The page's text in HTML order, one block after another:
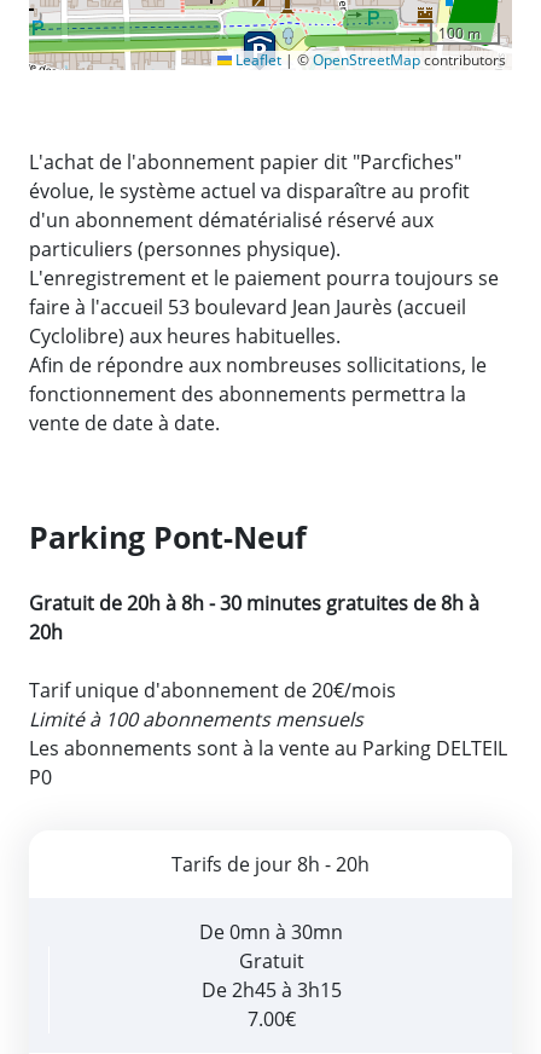
100 m
Leaflet | ©OpenStreetMapcontributors
L'achat de l'abonnement papier dit "Parcfiches"
évolue, le système actuel va disparaître au profit
d'un abonnement dématérialisé réservé aux
particuliers (personnes physique).
L'enregistrement et le paiement pourra toujours se
faire à l'accueil 53 boulevard Jean Jaurès (accueil
Cyclolibre) aux heures habituelles.
Afin de répondre aux nombreuses sollicitations, le
fonctionnement des abonnements permettra la
vente de date à date.
Parking Pont-Neuf
Gratuit de 20h à 8h - 30 minutes gratuites de 8h à
20h
Tarif unique d'abonnement de 20€/mois
Limité à 100 abonnements mensuels
Les abonnements sont à la vente au Parking DELTEIL
P0
Tarifs de jour 8h - 20h
De 0mn à 30mn
Gratuit
De 2h45 à 3h15
7.00€